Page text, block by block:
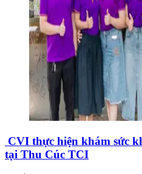
CVI thực hiện khám sức
tại Thu Cúc TCI